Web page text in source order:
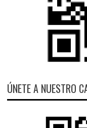
ÚNETE A NUESTRO